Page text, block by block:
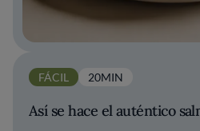
FÁCIL 20MIN
Así se hace el auténtico